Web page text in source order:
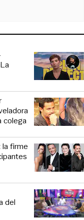
colega
la firme
del